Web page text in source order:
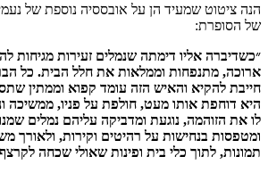
הנה ציטוט שמעיד הן על אובססיה נוספת של
של הסופרת:
״כשדיברה אליו דימתה שנמלים זעירות מגיחות
ארוכה, מתנפחות וממלאות את חלל הבית. כל
חייבת להקיא והאיש הזה עומד קפוא וממתין
היא דוחפת אותו מעט, חולפת על פניו, ממשיכה
לו את הזוהמה, נוגעת ומדביקה עליהם נמלים
ומטפסות בנחישות על רהיטים וקירות, ולאורך
תמונות, לתוך כלי בית ופינות שאולי שכחה